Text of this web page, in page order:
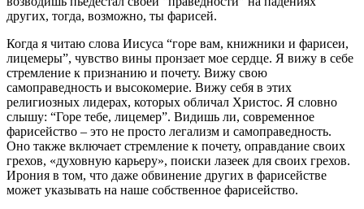
других, тогда, возможно, ты фарисей.
Когда я читаю слова Иисуса “горе вам, книжники и фарисеи,
лицемеры”, чувство вины пронзает мое сердце. Я вижу в себе
стремление к признанию и почету. Вижу свою
самоправедность и высокомерие. Вижу себя в этих
религиозных лидерах, которых обличал Христос. Я словно
слышу: “Горе тебе, лицемер”. Видишь ли, современное
фарисейство – это не просто легализм и самоправедность.
Оно также включает стремление к почету, оправдание своих
грехов, «духовную карьеру», поиски лазеек для своих грехов.
Ирония в том, что даже обвинение других в фарисействе
может указывать на наше собственное фарисейство.